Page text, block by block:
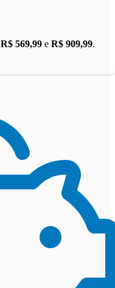
R$ 569,99 e R$ 909,99.